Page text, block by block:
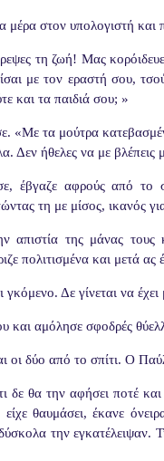
στον υπολογιστή και
τη ζωή! Μας
με τον εραστή σου,
και τα παιδιά σου; »
«Με τα μούτρα
Δεν ήθελες να με
έβγαζε αφρούς από το
τη με μίσος, ικανός
απιστία της μάνας
πολιτισμένα και μετά ας
Δε γίνεται να
και αμόλησε σφοδρές
οι δύο από το σπίτι. Ο
δε θα την αφήσει ποτέ
είχε θαυμάσει, έκανε
την εγκατέλειψαν.